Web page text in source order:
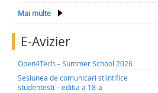
Mai multe
E-Avizier
Open4Tech – Summer School 2026
Sesiunea de comunicari stiintifice
studentesti – editia a 18-a